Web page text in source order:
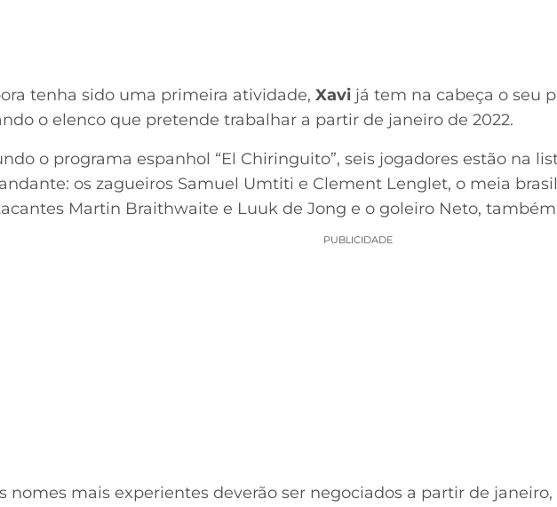
tenha sido uma primeira atividade, Xavi já tem na cabeça o seu
o elenco que pretende trabalhar a partir de janeiro de 2022.
o programa espanhol “El Chiringuito”, seis jogadores estão na
os zagueiros Samuel Umtiti e Clement Lenglet, o meia
Martin Braithwaite e Luuk de Jong e o goleiro Neto,
PUBLICIDADE
nomes mais experientes deverão ser negociados a partir de